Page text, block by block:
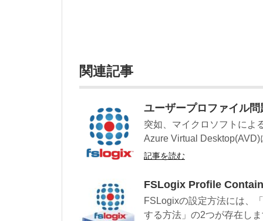
関連記事
ユーザープロファイル
突如、マイクロソフトによ
Azure Virtual Desktop(AVD)
記事を読む
FSLogix Profile
FSLogixの設定方法には、
する方法」の2つが存在し